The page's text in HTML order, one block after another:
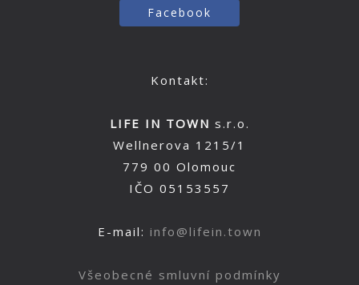
Facebook
Kontakt:
LIFE IN TOWN s.r.o.
Wellnerova 1215/1
779 00 Olomouc
IČO 05153557
E-mail: info@lifein.town
Všeobecné smluvní podmínky